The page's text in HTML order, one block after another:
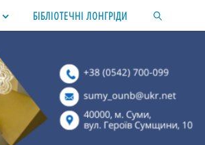
БІБЛІОТЕЧНІ ЛОНГРІДИ